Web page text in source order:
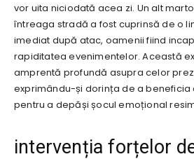
vor uita niciodată acea zi. Un alt
întreaga stradă a fost cuprinsă de o
imediat după atac, oamenii fiind
rapiditatea evenimentelor. Această
amprentă profundă asupra celor
exprimându-și dorința de a beneficia
pentru a depăși șocul emoțional
intervenția forțelor